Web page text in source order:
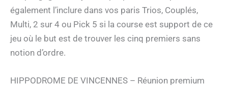
également l’inclure dans vos paris Trios, Couplés,
Multi, 2 sur 4 ou Pick 5 si la course est support de ce
jeu où le but est de trouver les cinq premiers sans
notion d’ordre.
HIPPODROME DE VINCENNES – Réunion premium